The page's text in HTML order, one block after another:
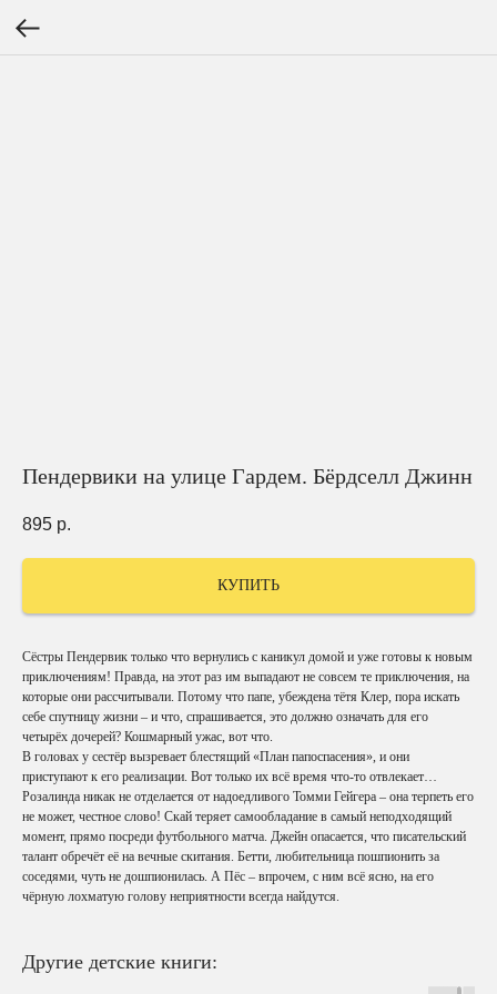
Пендервики на улице Гардем. Бёрдселл Джинн
895 р.
КУПИТЬ
Сёстры Пендервик только что вернулись с каникул домой и уже готовы к новым
приключениям! Правда, на этот раз им выпадают не совсем те приключения, на
которые они рассчитывали. Потому что папе, убеждена тётя Клер, пора искать
себе спутницу жизни – и что, спрашивается, это должно означать для его
четырёх дочерей? Кошмарный ужас, вот что.
В головах у сестёр вызревает блестящий «План папоспасения», и они
приступают к его реализации. Вот только их всё время что-то отвлекает…
Розалинда никак не отделается от надоедливого Томми Гейгера – она терпеть его
не может, честное слово! Скай теряет самообладание в самый неподходящий
момент, прямо посреди футбольного матча. Джейн опасается, что писательский
талант обречёт её на вечные скитания. Бетти, любительница пошпионить за
соседями, чуть не дошпионилась. А Пёс – впрочем, с ним всё ясно, на его
чёрную лохматую голову неприятности всегда найдутся.
Другие детские книги: